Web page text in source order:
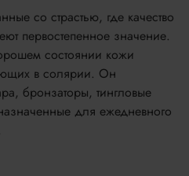
со страстью, где качество
первостепенное значение.
состоянии кожи
в солярии. Он
бронзаторы, тингловые
для ежедневного